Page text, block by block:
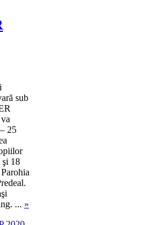
sub
25
şi 18
... »